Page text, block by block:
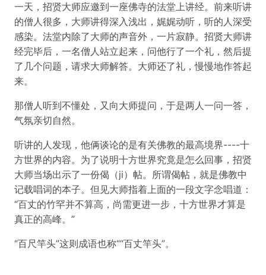
一天，招贤大师应邀到一座佛寺的法堂上讲经。前来听讲
的僧人很多，大师讲得深入浅出，娓娓动听，听的人深受
感染。法堂内除了大师的声音外，一片寂静。招贤大师讲
经完毕后，一名僧人站立起来，问他行了一个礼，然后提
了几个问题，请求大师解答。大师还了礼，慢慢地作答起
来。
那僧人听到不懂处，又向大师提问，于是两人一问一答，
气氛亲切自然。
听讲的人发现，他俩谈论的是有关佛教的最高境界----十
方世界的内容。为了说明十方世界究竟是怎么回事，招贤
大师当场出示了一份偈（ji）帖。所谓偈帖，就是佛教中
记载唱词的本子。但见大师指着上面的一段文字念唱道：
“百丈的竹罕并不算高，尚需更进一步，十方世界才算是
真正的高峰。”
“百尺竿头”这则成语也称““百丈竿头”。